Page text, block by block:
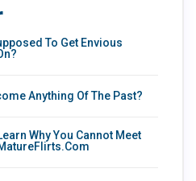
To Get Envious
Anything Of The Past?
Why You Cannot Meet